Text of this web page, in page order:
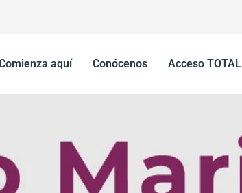
aquí Conócenos Acceso TOTAL